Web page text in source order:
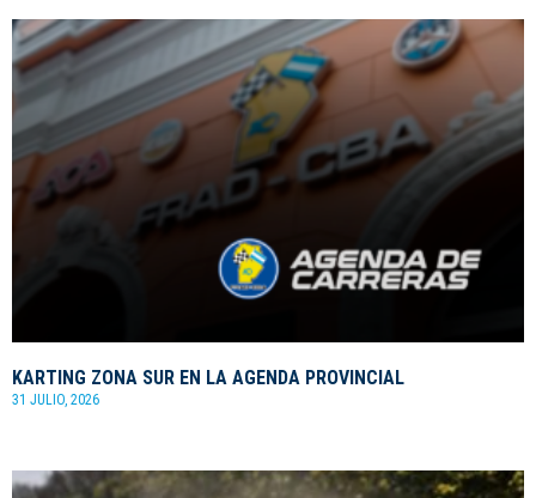
KARTING ZONA SUR EN LA AGENDA PROVINCIAL
31 JULIO, 2026